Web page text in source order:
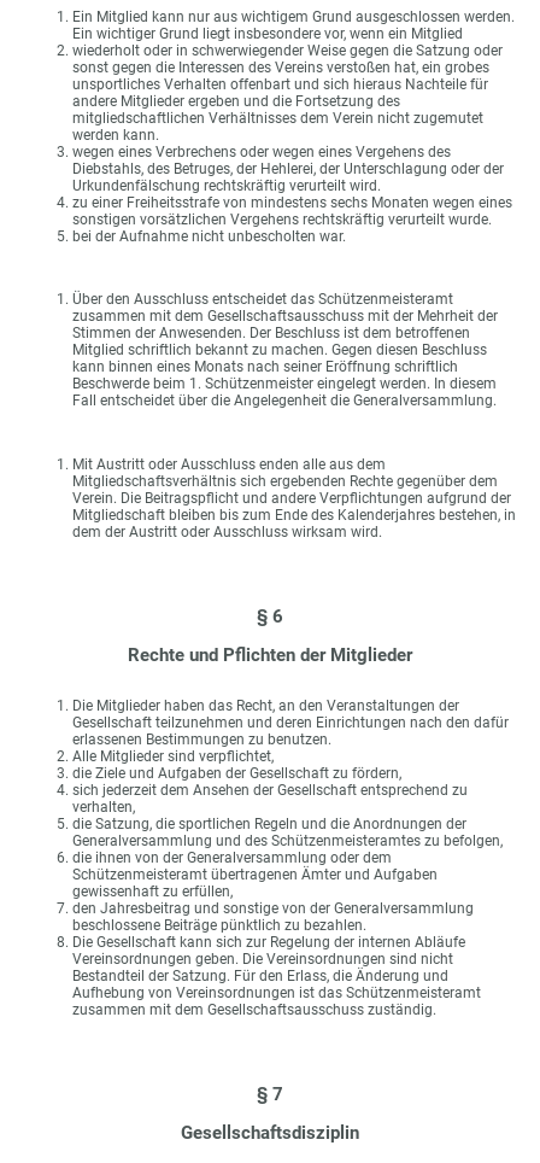
Ein Mitglied kann nur aus wichtigem Grund ausgeschlossen werden.
Ein wichtiger Grund liegt insbesondere vor, wenn ein Mitglied
wiederholt oder in schwerwiegender Weise gegen die Satzung oder
sonst gegen die Interessen des Vereins verstoßen hat, ein grobes
unsportliches Verhalten offenbart und sich hieraus Nachteile für
andere Mitglieder ergeben und die Fortsetzung des
mitgliedschaftlichen Verhältnisses dem Verein nicht zugemutet
werden kann.
wegen eines Verbrechens oder wegen eines Vergehens des
Diebstahls, des Betruges, der Hehlerei, der Unterschlagung oder der
Urkundenfälschung rechtskräftig verurteilt wird.
zu einer Freiheitsstrafe von mindestens sechs Monaten wegen eines
sonstigen vorsätzlichen Vergehens rechtskräftig verurteilt wurde.
bei der Aufnahme nicht unbescholten war.
Über den Ausschluss entscheidet das Schützenmeisteramt
zusammen mit dem Gesellschaftsausschuss mit der Mehrheit der
Stimmen der Anwesenden. Der Beschluss ist dem betroffenen
Mitglied schriftlich bekannt zu machen. Gegen diesen Beschluss
kann binnen eines Monats nach seiner Eröffnung schriftlich
Beschwerde beim 1. Schützenmeister eingelegt werden. In diesem
Fall entscheidet über die Angelegenheit die Generalversammlung.
Mit Austritt oder Ausschluss enden alle aus dem
Mitgliedschaftsverhältnis sich ergebenden Rechte gegenüber dem
Verein. Die Beitragspflicht und andere Verpflichtungen aufgrund der
Mitgliedschaft bleiben bis zum Ende des Kalenderjahres bestehen, in
dem der Austritt oder Ausschluss wirksam wird.
§ 6
Rechte und Pflichten der Mitglieder
Die Mitglieder haben das Recht, an den Veranstaltungen der
Gesellschaft teilzunehmen und deren Einrichtungen nach den dafür
erlassenen Bestimmungen zu benutzen.
Alle Mitglieder sind verpflichtet,
die Ziele und Aufgaben der Gesellschaft zu fördern,
sich jederzeit dem Ansehen der Gesellschaft entsprechend zu
verhalten,
die Satzung, die sportlichen Regeln und die Anordnungen der
Generalversammlung und des Schützenmeisteramtes zu befolgen,
die ihnen von der Generalversammlung oder dem
Schützenmeisteramt übertragenen Ämter und Aufgaben
gewissenhaft zu erfüllen,
den Jahresbeitrag und sonstige von der Generalversammlung
beschlossene Beiträge pünktlich zu bezahlen.
Die Gesellschaft kann sich zur Regelung der internen Abläufe
Vereinsordnungen geben. Die Vereinsordnungen sind nicht
Bestandteil der Satzung. Für den Erlass, die Änderung und
Aufhebung von Vereinsordnungen ist das Schützenmeisteramt
zusammen mit dem Gesellschaftsausschuss zuständig.
§ 7
Gesellschaftsdisziplin